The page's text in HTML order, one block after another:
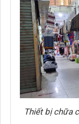
Thiết bị chữa